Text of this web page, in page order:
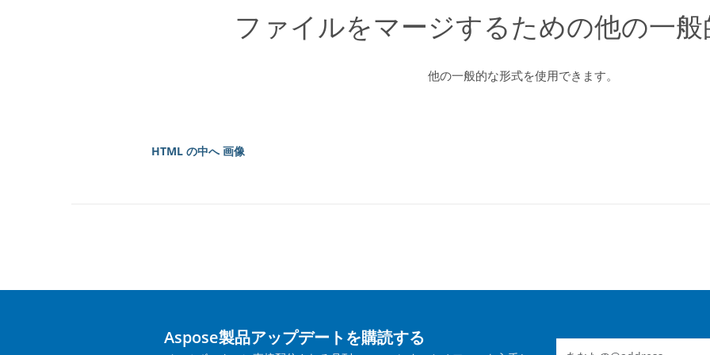
ファイルをマージするための他の一
他の一般的な形式を使用できます。
HTML の中へ 画像
Aspose製品アップデートを購読する